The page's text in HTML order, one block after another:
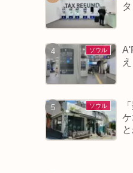
ソウル
ソウル